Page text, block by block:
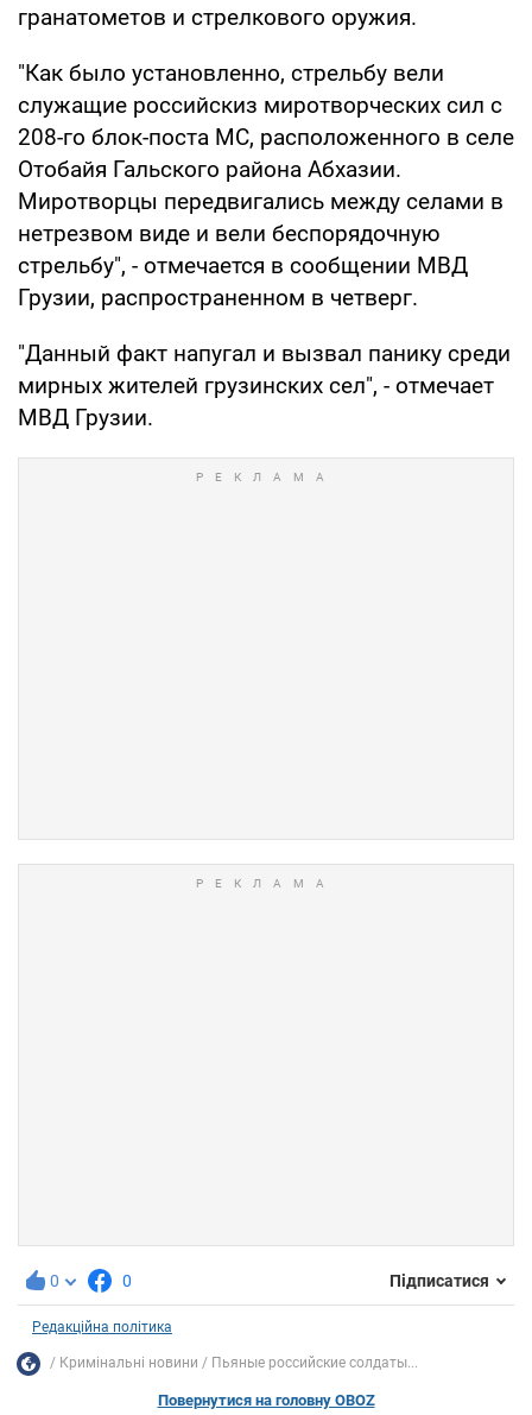
гранатометов и стрелкового оружия.
"Как было установленно, стрельбу вели
служащие российскиз миротворческих сил с
208-го блок-поста МС, расположенного в селе
Отобайя Гальского района Абхазии.
Миротворцы передвигались между селами в
нетрезвом виде и вели беспорядочную
стрельбу", - отмечается в сообщении МВД
Грузии, распространенном в четверг.
"Данный факт напугал и вызвал панику среди
мирных жителей грузинских сел", - отмечает
МВД Грузии.
0 0 Підписатися
Редакційна політика
Кримінальні новини Пьяные российские солдаты...
Повернутися на головну OBOZ